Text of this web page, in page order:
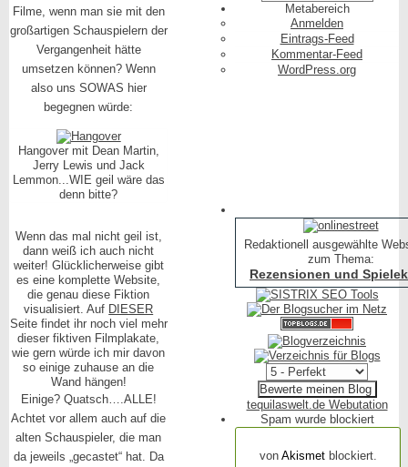
Filme, wenn man sie mit den
großartigen Schauspielern der
Vergangenheit hätte
umsetzen können? Wenn
also uns SOWAS hier
begegnen würde:
Hangover mit Dean Martin,
Jerry Lewis und Jack
Lemmon...WIE geil wäre das
denn bitte?
Wenn das mal nicht geil ist,
dann weiß ich auch nicht
weiter! Glücklicherweise gibt
es eine komplette Website,
die genau diese Fiktion
visualisiert. Auf DIESER
Seite findet ihr noch viel mehr
dieser fiktiven Filmplakate,
wie gern würde ich mir davon
so einige zuhause an die
Wand hängen!
Einige? Quatsch….ALLE!
Achtet vor allem auch auf die
alten Schauspieler, die man
da jeweils „gecastet“ hat. Da
Metabereich
Anmelden
Eintrags-Feed
Kommentar-Feed
WordPress.org
Redaktionell ausgewählte
zum Thema:
Rezensionen und
tequilaswelt.de Webutation
Spam wurde blockiert
von Akismetblockiert.